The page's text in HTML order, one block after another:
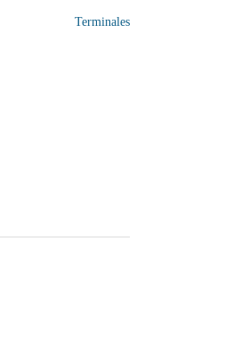
Terminales